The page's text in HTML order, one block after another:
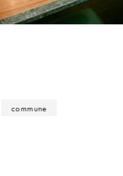
commune